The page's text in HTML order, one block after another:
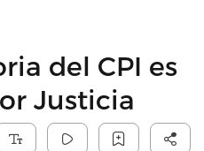
del CPI es
Justicia